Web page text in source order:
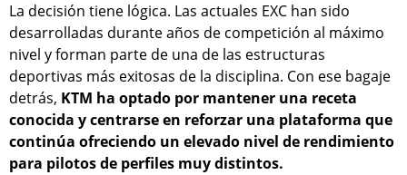
La decisión tiene lógica. Las actuales EXC han sido
desarrolladas durante años de competición al máximo
nivel y forman parte de una de las estructuras
deportivas más exitosas de la disciplina. Con ese bagaje
detrás, KTM ha optado por mantener una receta
conocida y centrarse en reforzar una plataforma que
continúa ofreciendo un elevado nivel de rendimiento
para pilotos de perfiles muy distintos.